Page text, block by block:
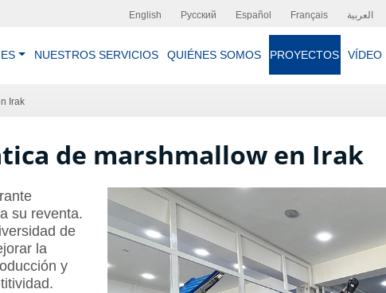
English Русский Español Français العربية
NUESTROS SERVICIOS QUIÉNES SOMOS PROYECTOS VÍDEO
Irak
de marshmallow en Irak
su reventa.
de
la
y